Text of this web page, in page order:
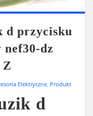
d przycisku
nef30-dz
Z
Elektryczne, Produkt
d